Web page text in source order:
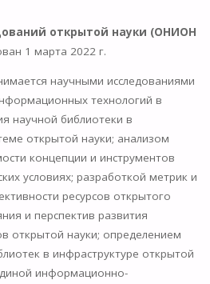
открытой науки (ОНИОН
1 марта 2022 г.
научными исследованиями
технологий в
научной библиотеки в
открытой науки; анализом
концепции и инструментов
условиях; разработкой метрик и
ресурсов открытого
и перспектив развития
открытой науки; определением
в инфраструктуре открытой
информационно-